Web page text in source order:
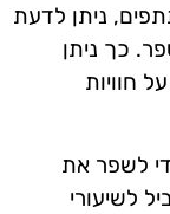
ניתן לדעת
כך ניתן
חוויות
לשפר את
לשיעורי